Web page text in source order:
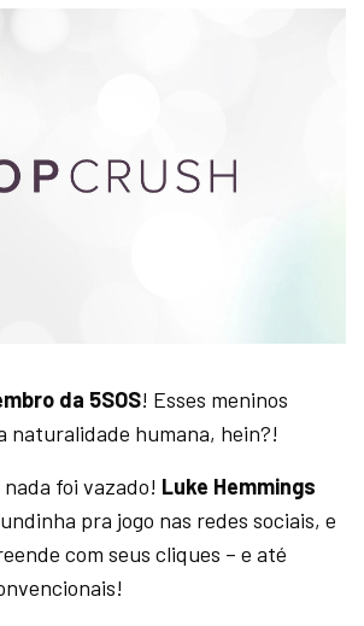
da 5SOS! Esses meninos
naturalidade humana, hein?!
foi vazado! Luke Hemmings
pra jogo nas redes sociais, e
com seus cliques – e até